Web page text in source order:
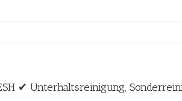
✔ Unterhaltsreinigung,